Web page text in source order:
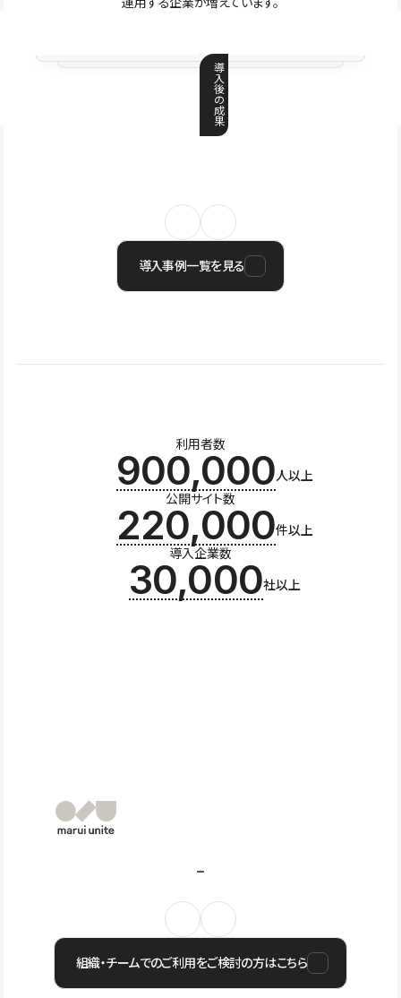
導
入
後
の
成
果
導入事例一覧を見る
利用者数
900,000人以上
公開サイト数
220,000件以上
導入企業数
30,000社以上
組織・チームでのご利用をご検討の方はこちら